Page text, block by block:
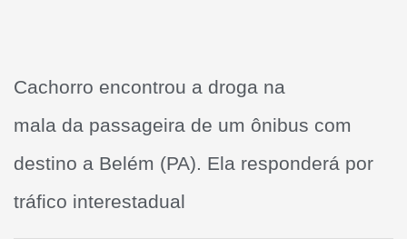
Cachorro encontrou a droga na
mala da passageira de um ônibus com
destino a Belém (PA). Ela responderá por
tráfico interestadual